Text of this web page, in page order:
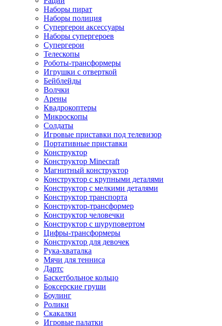
Наборы пират
Наборы полиция
Супергерои аксессуары
Наборы супергероев
Супергерои
Телескопы
Роботы-трансформеры
Игрушки с отверткой
Бейблейды
Волчки
Арены
Квадрокоптеры
Микроскопы
Солдаты
Игровые приставки под телевизор
Портативные приставки
Конструктор
Конструктор Minecraft
Магнитный конструктор
Конструктор с крупными деталями
Конструктор с мелкими деталями
Конструктор транспорта
Конструктор-трансформер
Конструктор человечки
Конструктор с шуруповертом
Цифры-трансформеры
Конструктор для девочек
Рука-хваталка
Мячи для тенниса
Дартс
Баскетбольное кольцо
Боксерские груши
Боулинг
Ролики
Скакалки
Игровые палатки